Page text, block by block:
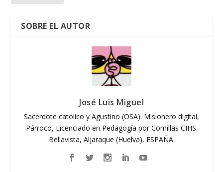
SOBRE EL AUTOR
José Luis Miguel
Sacerdote católico y Agustino (OSA). Misionero digital,
Párroco, Licenciado en Pedagogía por Comillas CIHS.
Bellavista, Aljaraque (Huelva), ESPAÑA.